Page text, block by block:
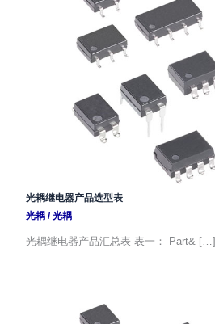
光耦继电器产品选型表
光耦/光耦
光耦继电器产品汇总表 表一： Part& […]